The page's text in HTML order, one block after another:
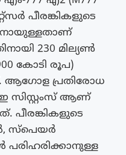
പീരങ്കികളുടെ
230 മില്യൺ
കോടി രൂപ)
ആഗോള പ്രതിരോധ
സിസ്റ്റംസ് ആണ്
പീരങ്കികളുടെ
സ്‌പെയര്‍